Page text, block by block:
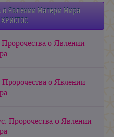
о Явлении Матери Мира
о Явлении
о Явлении
Пророчества о Явлении